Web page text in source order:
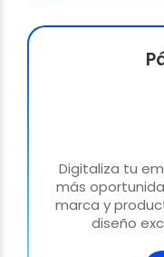
Digitaliza tu
más
marca y
diseño